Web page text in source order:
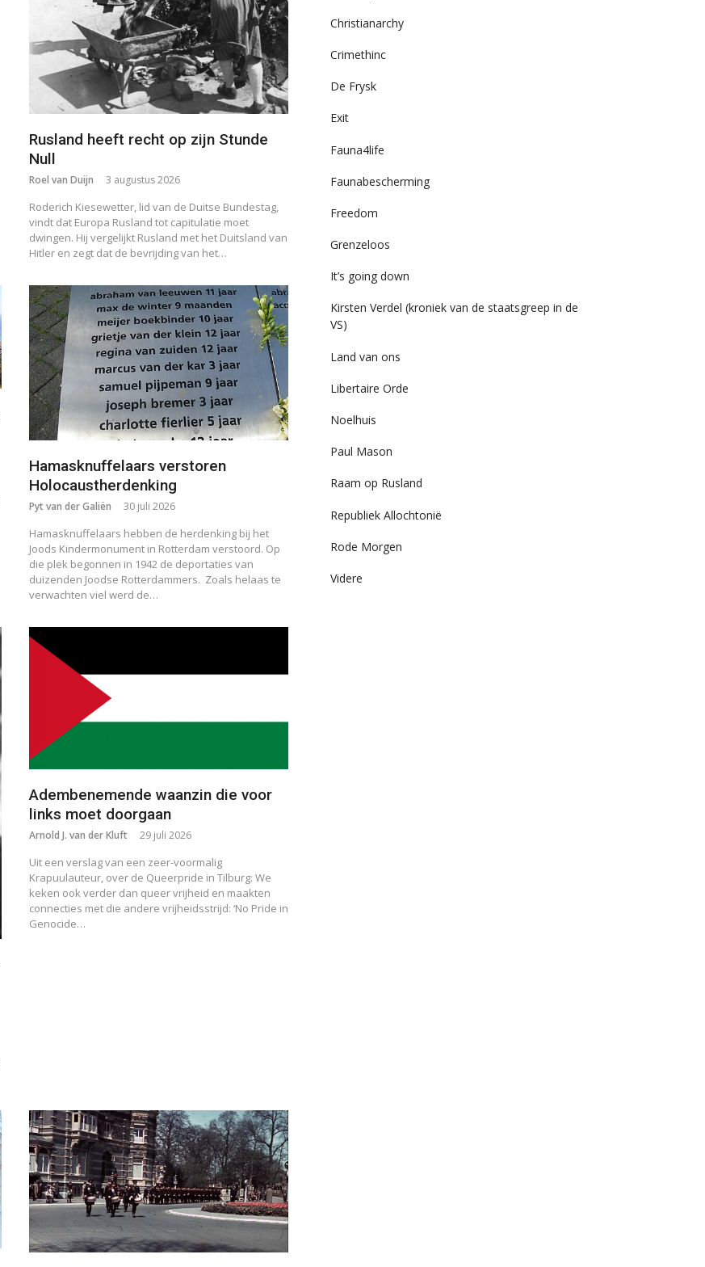
Rusland heeft recht op zijn Stunde
Null
Roel van Duijn 3 augustus 2026
Roderich Kiesewetter, lid van de Duitse Bundestag,
vindt dat Europa Rusland tot capitulatie moet
dwingen. Hij vergelijkt Rusland met het Duitsland van
Hitler en zegt dat de bevrijding van het…
Hamasknuffelaars verstoren
Holocaustherdenking
Pyt van der Galiën 30 juli 2026
Hamasknuffelaars hebben de herdenking bij het
Joods Kindermonument in Rotterdam verstoord. Op
die plek begonnen in 1942 de deportaties van
duizenden Joodse Rotterdammers. Zoals helaas te
verwachten viel werd de…
Adembenemende waanzin die voor
links moet doorgaan
Arnold J. van der Kluft 29 juli 2026
Uit een verslag van een zeer-voormalig
Krapuulauteur, over de Queerpride in Tilburg: We
keken ook verder dan queer vrijheid en maakten
connecties met die andere vrijheidsstrijd: ‘No Pride in
Genocide…
Christianarchy
Crimethinc
De Frysk
Exit
Fauna4life
Faunabescherming
Freedom
Grenzeloos
It’s going down
Kirsten Verdel (kroniek van de staatsgreep in de
VS)
Land van ons
Libertaire Orde
Noelhuis
Paul Mason
Raam op Rusland
Republiek Allochtonië
Rode Morgen
Videre